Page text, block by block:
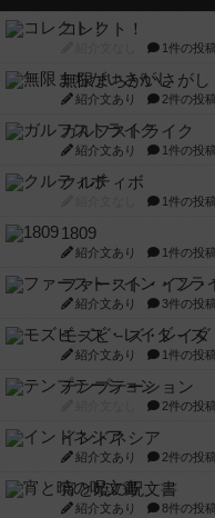
コレクト！
1件の投稿
無限まちがいさがし
紹介文あり 2件の投稿
ガルフストライク
紹介文あり 1件の投稿
クルティボ
1件の投稿
1809
紹介文あり 1件の投稿
ファースト・イン・
紹介文あり 3件の投稿
モズビ－ズ・レイダ
紹介文あり 1件の投稿
テンプテーション
2件の投稿
インドネシア
紹介文あり 2件の投稿
宵と暁の呪文書
紹介文あり 8件の投稿